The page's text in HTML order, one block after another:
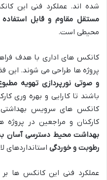
شده اند. عملکرد فنی این
مستقل مقاوم و قابل استفاده
محیطی است.
کانکس های اداری با هدف
پروژه ها طراحی می شوند. این
و صوتی نورپردازی تهویه
باشند تا کارایی و بهره وری
کانکس های سرویس
کارکنان و مراجعین در
بهداشت محیط دسترسی آسان
رطوبت و خوردگی استانداردهای
عملکرد فنی این کانکس ها بر